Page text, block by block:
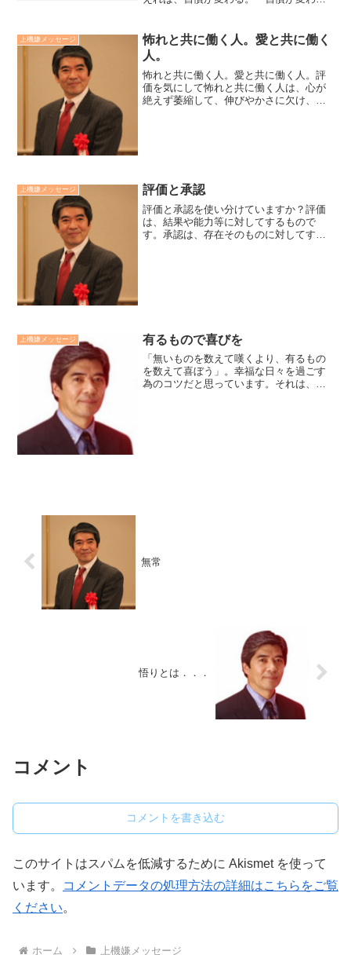
が変わる。↑ヒンズー教の教えです。まさ
に、原因と結果の法則で...
上機嫌メッセージ
怖れと共に働く人。愛と共に働く
人。
怖れと共に働く人。愛と共に働く人。評
価を気にして怖れと共に働く人は、心が
絶えず萎縮して、伸びやかさに欠け、ス
上機嫌メッセージ 評価と承認
評価と承認を使い分けていますか？評価
は、結果や能力等に対してするもので
す。承認は、存在そのものに対してする
上機嫌メッセージ 有るもので喜びを
「無いものを数えて嘆くより、有るもの
を数えて喜ぼう」。幸福な日々を過ごす
為のコツだと思っています。それは、幸
無常
悟りとは．．．
コメント
コメントを書き込む
このサイトはスパムを低減するために Akismet を使って
います。
コメントデータの処理方法の詳細はこちらをご覧
ください。
ホーム 上機嫌メッセージ